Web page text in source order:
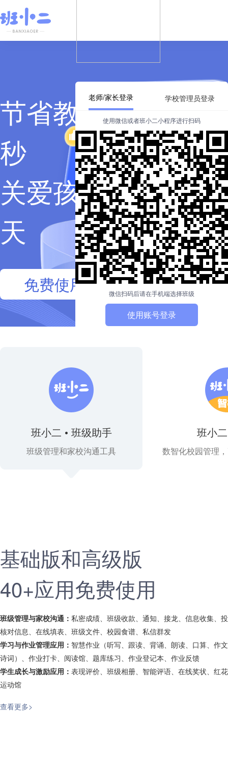
节省教师工作每一
秒
关爱孩子成长每一
天
免费使用
老师/家长登录 学校管理员登录
使用微信或者班小二小程序进行扫码
微信扫码后请在手机端选择班级
使用账号登录
班小二 • 班级助手
班级管理和家校沟通工具
班小
数智化校园管理
基础版和高级版
40+应用免费使用
班级管理与家校沟通： 私密成绩、班级收款、通知、接龙、信息收集、
核对信息、在线填表、班级文件、校园食谱、私信群发
学习与作业管理应用： 智慧作业（听写、跟读、背诵、朗读、口算、作
诗词）、作业打卡、阅读馆、题库练习、作业登记本、作业反馈
学生成长与激励应用： 表现评价、班级相册、智能评语、在线奖状、红
运动馆
查看更多>